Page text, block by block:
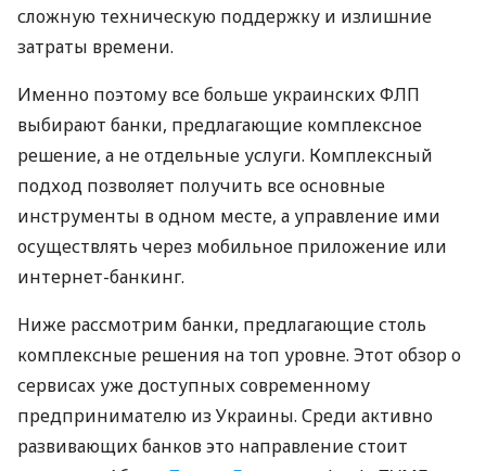
сложную техническую поддержку и излишние
затраты времени.
Именно поэтому все больше украинских ФЛП
выбирают банки, предлагающие комплексное
решение, а не отдельные услуги. Комплексный
подход позволяет получить все основные
инструменты в одном месте, а управление ими
осуществлять через мобильное приложение или
интернет-банкинг.
Ниже рассмотрим банки, предлагающие столь
комплексные решения на топ уровне. Этот обзор о
сервисах уже доступных современному
предпринимателю из Украины. Среди активно
развивающих банков это направление стоит